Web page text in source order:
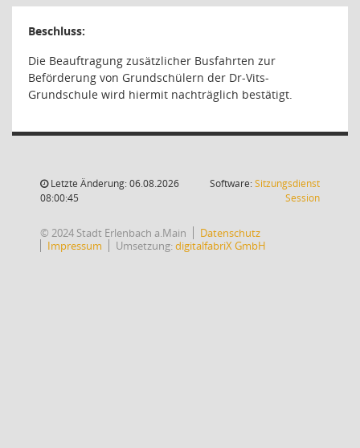
Beschluss:
Die Beauftragung zusätzlicher Busfahrten zur
Beförderung von Grundschülern der Dr-Vits-
Grundschule wird hiermit nachträglich bestätigt.
Letzte Änderung: 06.08.2026
08:00:45
Software:Sitzungsdienst
Session(Wird in
© 2024 Stadt Erlenbach a.Main
Datenschutz
Impressum
Umsetzung:digitalfabriX GmbH